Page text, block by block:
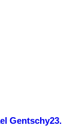
Gentschy23.